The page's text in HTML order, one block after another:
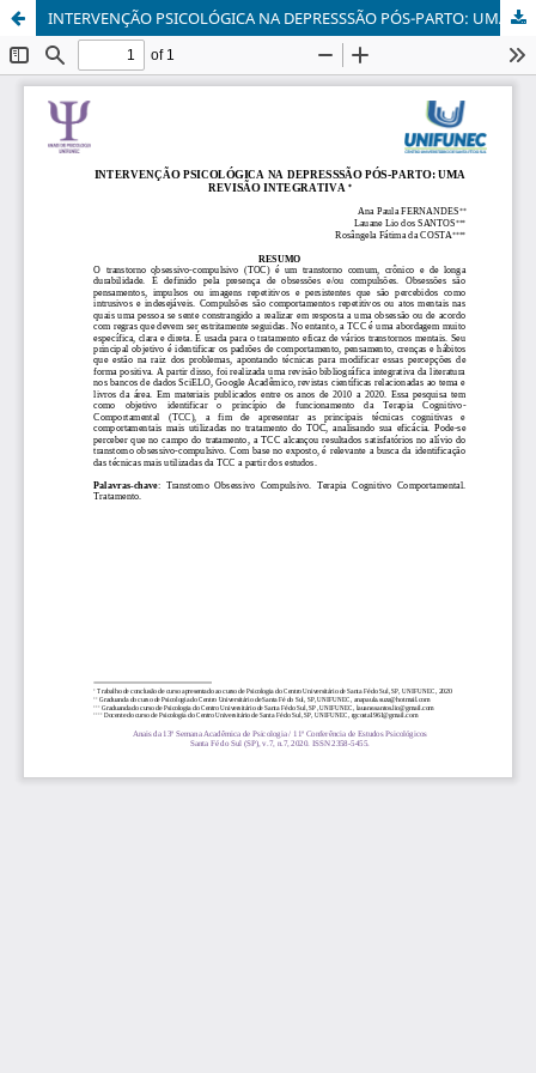
INTERVENÇÃO PSICOLÓGICA NA DEPRESSSÃO PÓS-PARTO: UMA REVISÃO INTEGRATIVA